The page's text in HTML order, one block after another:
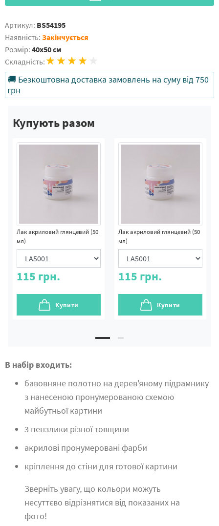
Артикул: BS54195
Наявність: Закінчується
Розмір: 40x50 см
Складність:
🚚 Безкоштовна доставка замовлень на суму від 750
грн
Купують разом
Лак акриловий глянцевий (50
мл)
115 грн.
Купити
Лак акриловий глянцевий (50
мл)
115 грн.
Купити
В набір входить:
бавовняне полотно на дерев'яному підрамнику
з нанесеною пронумерованою схемою
майбутньої картини
3 пензлики різної товщини
акрилові пронумеровані фарби
кріплення до стіни для готової картини
Зверніть увагу, що кольори можуть
несуттєво відрізнятися від показаних на
фото!